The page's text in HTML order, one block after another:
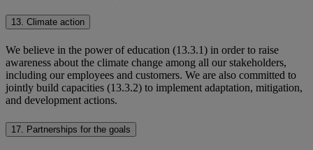
13. Climate action
We believe in the power of education (13.3.1) in order to raise
awareness about the climate change among all our stakeholders,
including our employees and customers. We are also committed to
jointly build capacities (13.3.2) to implement adaptation, mitigation,
and development actions.
17. Partnerships for the goals